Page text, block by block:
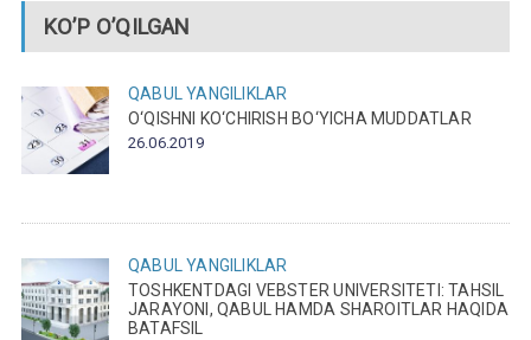
KO’P O’QILGAN
QABUL
YANGILIKLAR
O‘QISHNI KO‘CHIRISH BO‘YICHA MUDDATLAR
26.06.2019
QABUL
YANGILIKLAR
TOSHKENTDAGI VEBSTER UNIVERSITETI: TAHSIL
JARAYONI, QABUL HAMDA SHAROITLAR HAQIDA
BATAFSIL